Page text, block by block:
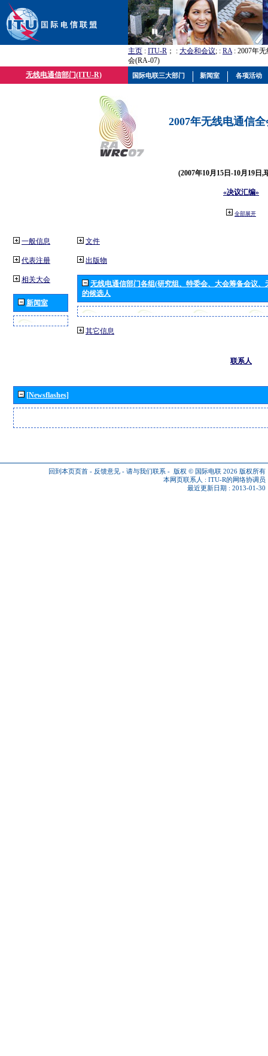
主页 : ITU-R ； : 大会和会议; : RA: 2007年
会(RA-07)
无线电通信部门(ITU-R)
2007年无线电通信
(2007年10月15日-10月19日,
«决议汇编»
全部展开
一般信息
代表注册
相关大会
新闻室
文件
出版物
无线电通信部门各组(研究组、特委会、大会筹备会议
的候选人
其它信息
联系人
[Newsflashes]
回到本页页首 - 反馈意见 - 请与我们联系 - 版权 © 国际电联 2026 版权所有
本网页联系人 : ITU-R的网络协调员
最近更新日期 : 2013-01-30
国际电联三大部门 新闻室 各项活动